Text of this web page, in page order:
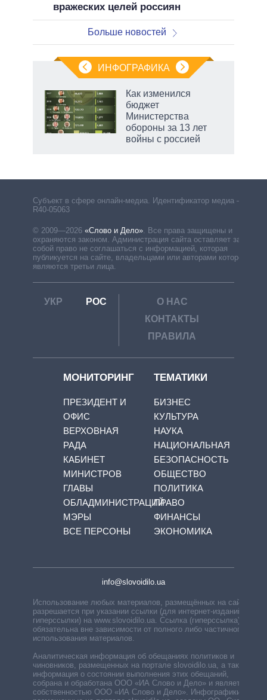
вражеских целей россиян
Больше новостей
ИНФОГРАФИКА
Как изменился
бюджет
Министерства
обороны за 13 лет
войны с россией
Субъект в сфере онлайн-медиа. Идентификатор медиа –
R40-05063
© 2009—2026 «Слово и Дело» Все права защищены и
охраняются законом. Администрация сайта оставляет за
собой право не соглашаться с информацией, которая
публикуется на сайте, владельцами или авторами которой
являются третьи лица.
УКР РОС
О НАС
КОНТАКТЫ
ПРАВИЛА
МОНИТОРИНГ
ПРЕЗИДЕНТ И
ОФИС
ВЕРХОВНАЯ
РАДА
КАБИНЕТ
МИНИСТРОВ
ГЛАВЫ
ОБЛАДМИНИСТРАЦИЙ
МЭРЫ
ВСЕ ПЕРСОНЫ
ТЕМАТИКИ
БИЗНЕС
КУЛЬТУРА
НАУКА
НАЦИОНАЛЬНАЯ
БЕЗОПАСНОСТЬ
ОБЩЕСТВО
ПОЛИТИКА
ПРАВО
ФИНАНСЫ
ЭКОНОМИКА
info@slovoidilo.ua
Использование любых материалов, размещённых на сайте,
разрешается при указании ссылки (для интернет-изданий —
гиперссылки) на www.slovoidilo.ua. Ссылка (гиперссылка)
обязательна вне зависимости от полного либо частичного
использования материалов.
Аналитическая информация об обещаниях политиков и
чиновников, размещенных на портале slovoidilo.ua, а также
информация о состоянии выполнения этих обещаний,
собрана и обработана ООО «ИА Слово и Дело» и является
собственностью ООО «ИА Слово и Дело». Инфографики,